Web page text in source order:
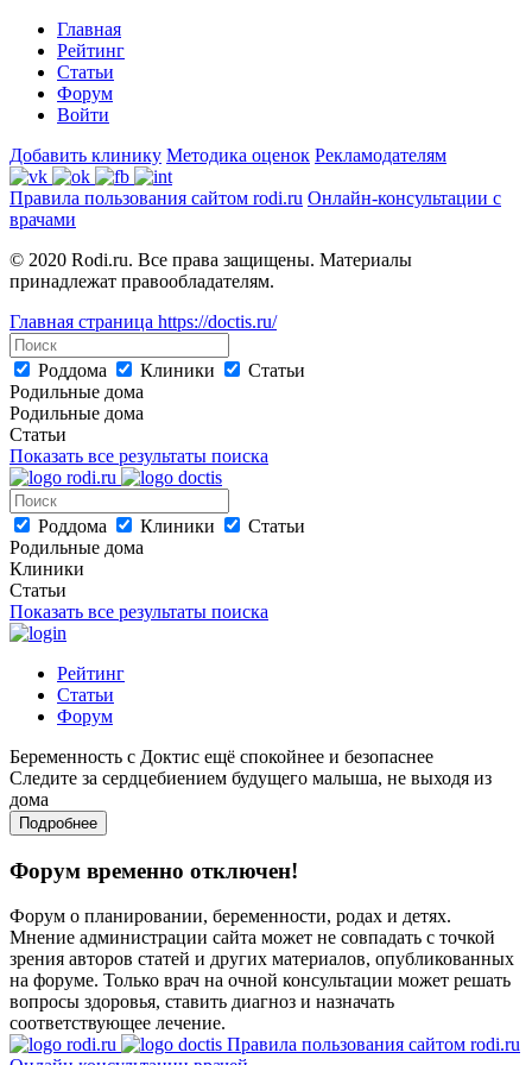
Главная
Рейтинг
Статьи
Форум
Войти
Добавить клинику Методика оценок Рекламодателям
Правила пользования сайтом rodi.ru Онлайн-консультации с
врачами
© 2020 Rodi.ru. Все права защищены. Материалы
принадлежат правообладателям.
Главная страница https://doctis.ru/
Роддома Клиники
Статьи
Родильные дома
Родильные дома
Статьи
Показать все результаты поиска
Роддома Клиники
Статьи
Родильные дома
Клиники
Статьи
Показать все результаты поиска
Рейтинг
Статьи
Форум
Беременность с Доктис ещё спокойнее и безопаснее
Следите за сердцебиением будущего малыша, не выходя из
дома
Подробнее
Форум временно отключен!
Форум о планировании, беременности, родах и детях.
Мнение администрации сайта может не совпадать с точкой
зрения авторов статей и других материалов, опубликованных
на форуме. Только врач на очной консультации может решать
вопросы здоровья, ставить диагноз и назначать
соответствующее лечение.
Правила пользования сайтом rodi.ru